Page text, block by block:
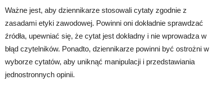
Ważne jest, aby dziennikarze stosowali cytaty zgodnie z
zasadami etyki zawodowej. Powinni oni dokładnie sprawdzać
źródła, upewniać się, że cytat jest dokładny i nie wprowadza w
błąd czytelników. Ponadto, dziennikarze powinni być ostrożni w
wyborze cytatów, aby uniknąć manipulacji i przedstawiania
jednostronnych opinii.